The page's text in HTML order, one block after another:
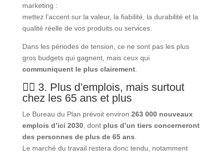
marketing :
mettez l’accent sur la valeur, la fiabilité, la durabilité et la
qualité réelle de vos produits ou services.
Dans les périodes de tension, ce ne sont pas les plus
gros budgets qui gagnent, mais ceux qui
communiquent le plus clairement.
👷‍♂️ 3. Plus d’emplois, mais surtout
chez les 65 ans et plus
Le Bureau du Plan prévoit environ 263 000 nouveaux
emplois d’ici 2030, dont plus d’un tiers concerneront
des personnes de plus de 65 ans
Le marché du travail restera donc tendu, notamment